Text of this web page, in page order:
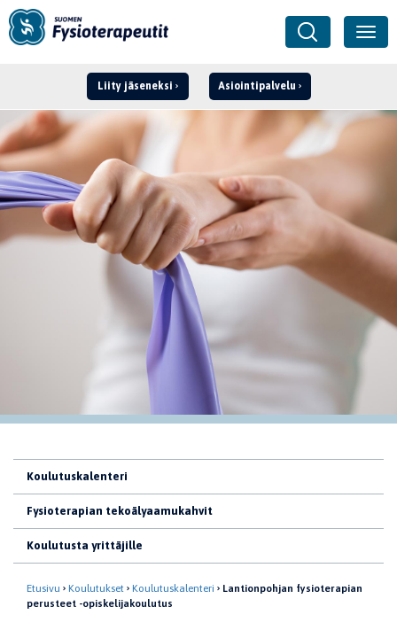
Liity jäseneksi Asiointipalvelu
Kirjaudu ›
Koulutuskalenteri
Fysioterapian tekoälyaamukahvit
Koulutusta yrittäjille
Etusivu Koulutukset Koulutuskalenteri
Lantionpohjan fysioterapian
perusteet -opiskelijakoulutus